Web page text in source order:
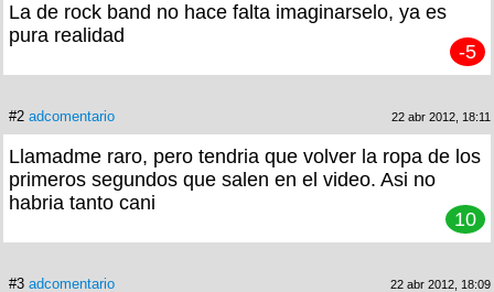
La de rock band no hace falta imaginarselo, ya es
pura realidad
-5
#2 adcomentario 22 abr 2012, 18:11
Llamadme raro, pero tendria que volver la ropa de los
primeros segundos que salen en el video. Asi no
habria tanto cani
10
#3 adcomentario 22 abr 2012, 18:09